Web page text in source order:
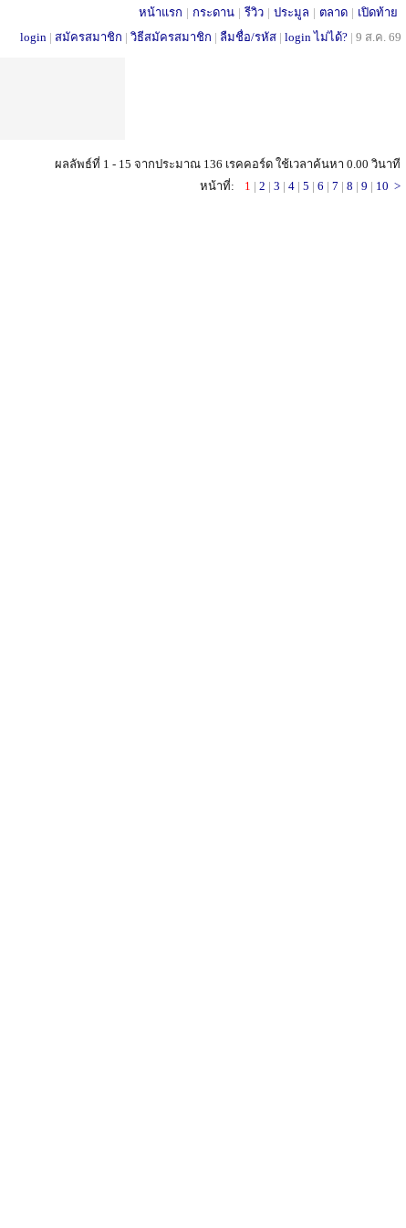
หน้าแรก | กระดาน | รีวิว | ประมูล | ตลาด | เปิดท้าย
login | สมัครสมาชิก | วิธีสมัครสมาชิก | ลืมชื่อ/รหัส | login ไม่ได้? | 9 ส.ค. 69
ผลลัพธ์ที่ 1 - 15 จากประมาณ 136 เรคคอร์ด ใช้เวลาค้นหา 0.00 วินาที
หน้าที่:
1 | 2 | 3 | 4 | 5 | 6 | 7 | 8 | 9 | 10 >